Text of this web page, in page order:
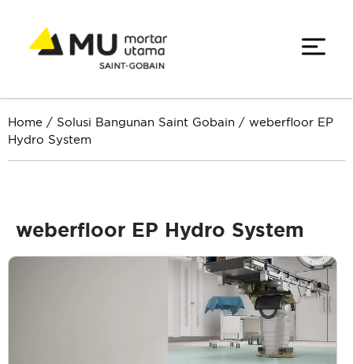
Home / Solusi Bangunan Saint Gobain / weberfloor EP
Hydro System
weberfloor EP Hydro System